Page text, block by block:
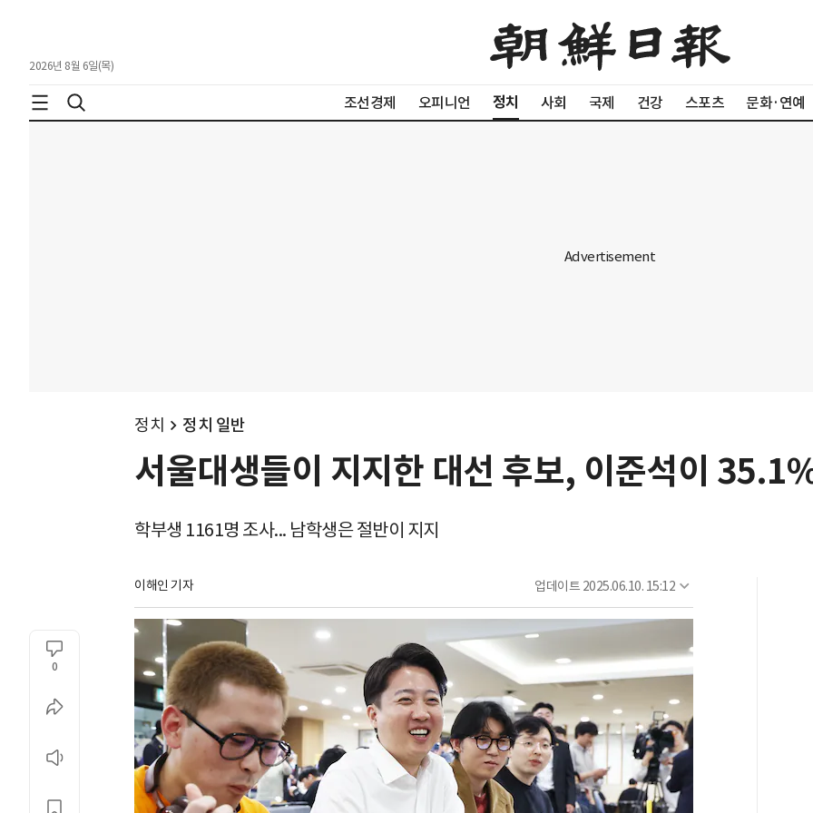
2026년 8월 6일(목)
조선경제 오피니언 정치 사회 국제 건강 스포츠 문화·연예
정치 정치 일반
서울대생들이 지지한 대선 후보, 이준석이
학부생 1161명 조사... 남학생은 절반이 지지
이해인 기자 업데이트 2025.06.10. 15:12
0